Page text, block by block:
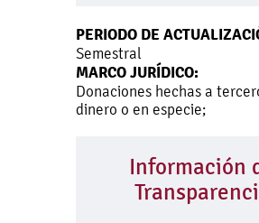
PERIODO DE
Semestral
MARCO JURÍDICO:
Donaciones hechas a
dinero o en especie;
Información